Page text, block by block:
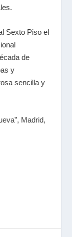
Sexto Piso el
de
y
sencilla y
Madrid,